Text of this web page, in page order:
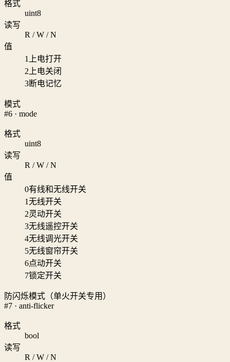
格式
uint8
读写
R / W / N
值
1
上电打开
2 上电关闭
3断电记忆
模式
#6 · mode
格式
uint8
读写
R / W / N
值
0有线和无线开关
1无线开关
2灵动开关
3无线遥控开关
4无线调光开关
5无线窗帘开关
6点动开关
7锁定开关
防闪烁模式（单火开关专用）
#7 · anti-flicker
格式
bool
读写
R / W / N